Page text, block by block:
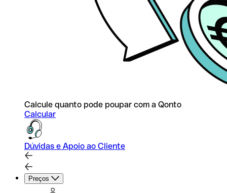
Calcule quanto pode poupar com a Qonto
Calcular
Dúvidas e Apoio ao Cliente
Preços